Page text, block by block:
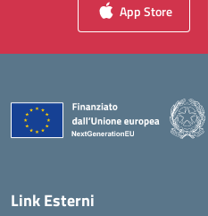
App Store
Link Esterni